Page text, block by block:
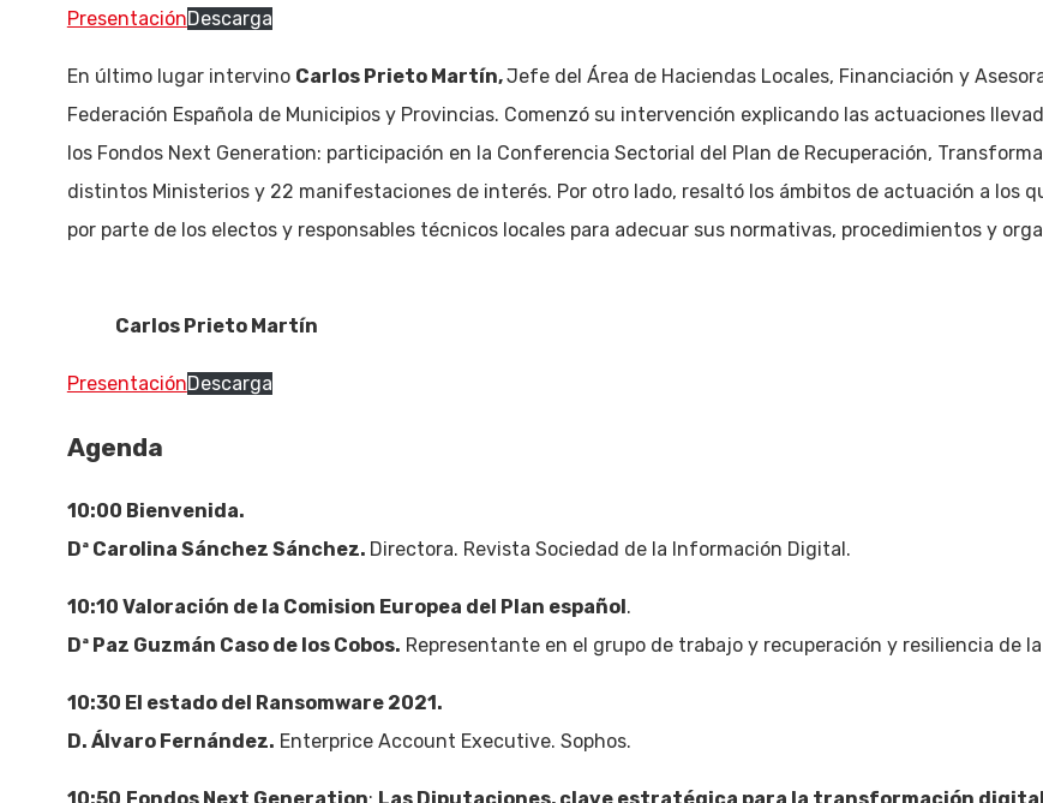
PresentaciónDescarga
En último lugar intervino Carlos Prieto Martín,Jefe del Área de Haciendas Locales, Financiación y
Federación Española de Municipios y Provincias. Comenzó su intervención explicando las actuaciones
los Fondos Next Generation: participación en la Conferencia Sectorial del Plan de Recuperación,
distintos Ministerios y 22 manifestaciones de interés. Por otro lado, resaltó los ámbitos de actuación a los
por parte de los electos y responsables técnicos locales para adecuar sus normativas, procedimientos y
Carlos Prieto Martín
PresentaciónDescarga
Agenda
10:00 Bienvenida.
Dª Carolina Sánchez Sánchez. Directora. Revista Sociedad de la Información Digital.
10:10 Valoración de la Comision Europea del Plan español.
Dª Paz Guzmán Caso de los Cobos. Representante en el grupo de trabajo y recuperación y resiliencia de la
10:30 El estado del Ransomware 2021.
D. Álvaro Fernández. Enterprice Account Executive. Sophos.